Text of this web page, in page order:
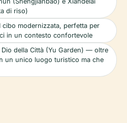
di riso)
modernizzata, perfetta per
in un contesto confortevole
della Città (Yu Garden) — oltre
un unico luogo turistico ma che